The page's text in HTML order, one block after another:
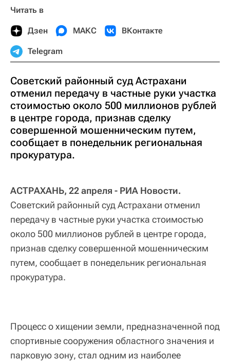
Читать в
Дзен МАКС ВКонтакте
Telegram
Советский районный суд Астрахани
отменил передачу в частные руки участка
стоимостью около 500 миллионов рублей
в центре города, признав сделку
совершенной мошенническим путем,
сообщает в понедельник региональная
прокуратура.
АСТРАХАНЬ, 22 апреля - РИА Новости.
Советский районный суд Астрахани отменил
передачу в частные руки участка стоимостью
около 500 миллионов рублей в центре города,
признав сделку совершенной мошенническим
путем, сообщает в понедельник региональная
прокуратура.
Процесс о хищении земли, предназначенной под
спортивные сооружения областного значения и
парковую зону, стал одним из наиболее